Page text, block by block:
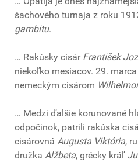
šachového turnaja z roku
gambitu.
… Rakúsky cisár František
niekoľko mesiacov. 29.
nemeckým cisárom
… Medzi ďalšie korunované
odpočinok, patrili rakúska
cisárovná Augusta Viktória,
družka Alžbeta, grécky kráľ